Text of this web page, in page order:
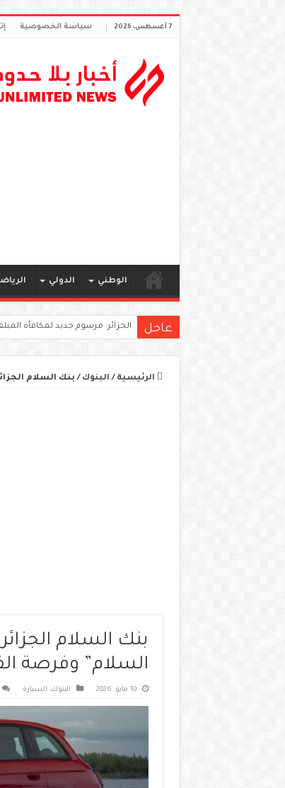
7 أغسطس، 2026 سياسة الخصوصية
الوطني الدولي
عاجل الجزائر: مرسوم جديد لمكافأة
الرئيسية / البنوك / بنك السلام
بنك السلام
السلام” وفرصة
10 مايو، 2026 البنوك, السيارة